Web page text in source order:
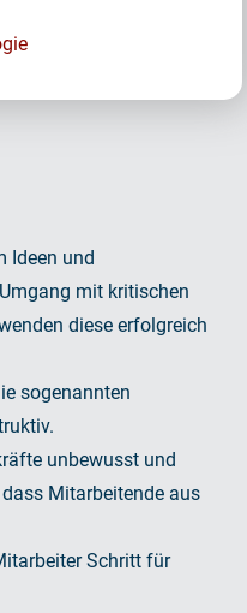
Ideen und
mit kritischen
diese erfolgreich
sogenannten
unbewusst und
Mitarbeitende aus
Schritt für